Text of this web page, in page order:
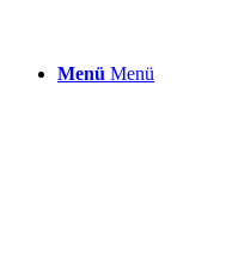
Menü Menü